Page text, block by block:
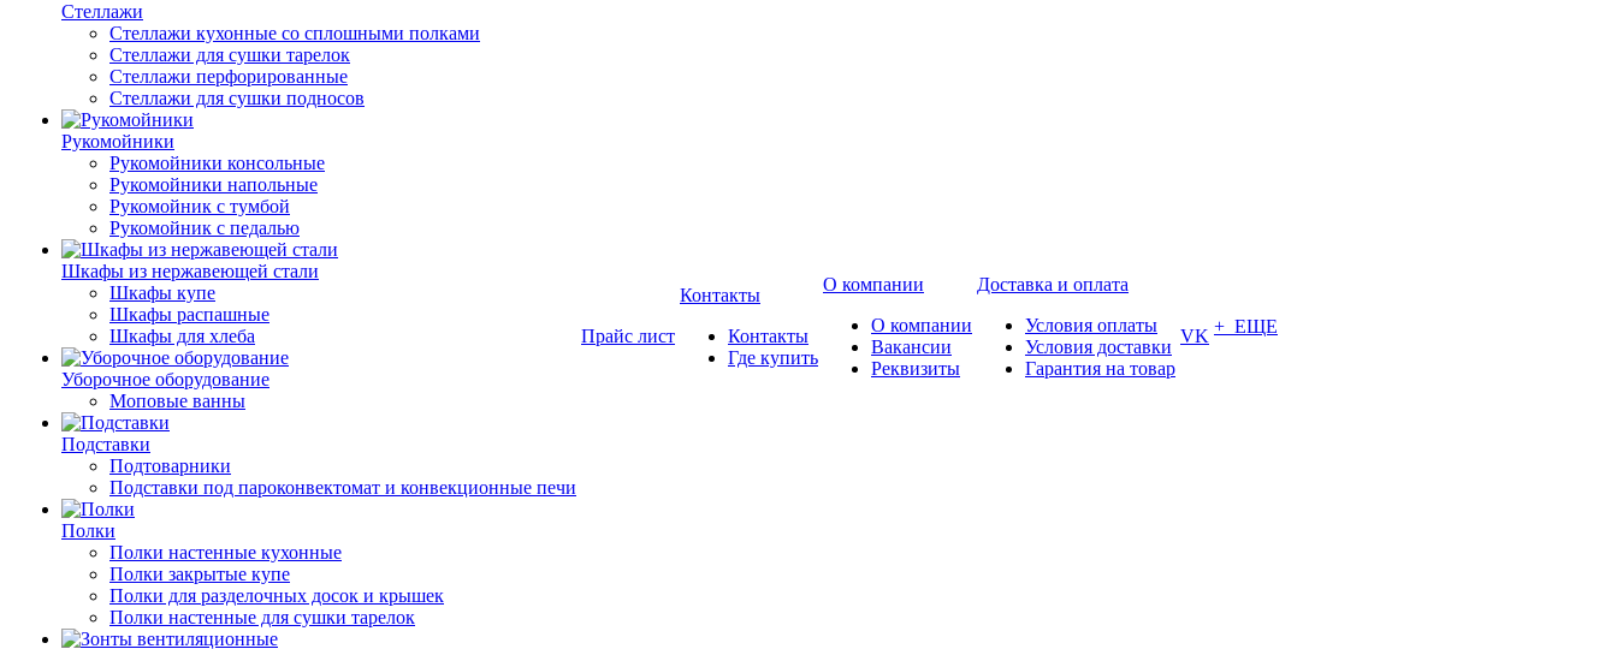
Стеллажи
Стеллажи кухонные со сплошными полками
Стеллажи для сушки тарелок
Стеллажи перфорированные
Стеллажи для сушки подносов
Рукомойники
Рукомойники консольные
Рукомойники напольные
Рукомойник с тумбой
Рукомойник с педалью
Шкафы из нержавеющей стали
Шкафы купе
Шкафы распашные
Шкафы для хлеба
Уборочное оборудование
Моповые ванны
Подставки
Подтоварники
Подставки под пароконвектомат и конвекционные печи
Полки
Полки настенные кухонные
Полки закрытые купе
Полки для разделочных досок и крышек
Полки настенные для сушки тарелок
Прайс лист
Контакты
Контакты
Где купить
О компании
О компании
Вакансии
Реквизиты
Доставка и оплата
Условия оплаты
Условия доставки
Гарантия на товар
VK + ЕЩЕ